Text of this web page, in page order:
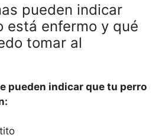
pueden indicar
está enfermo y qué
tomar al
pueden indicar que tu perro